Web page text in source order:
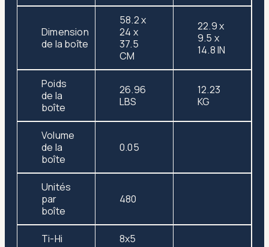
Dimension
de la boîte
58.2 x
24 x
37.5
CM
22.9 x
9.5 x
14.8 IN
Poids
de la
boîte
26.96
LBS
12.23
KG
Volume
de la
boîte
0.05
Unités
par
boîte
480
Ti-Hi 8x5